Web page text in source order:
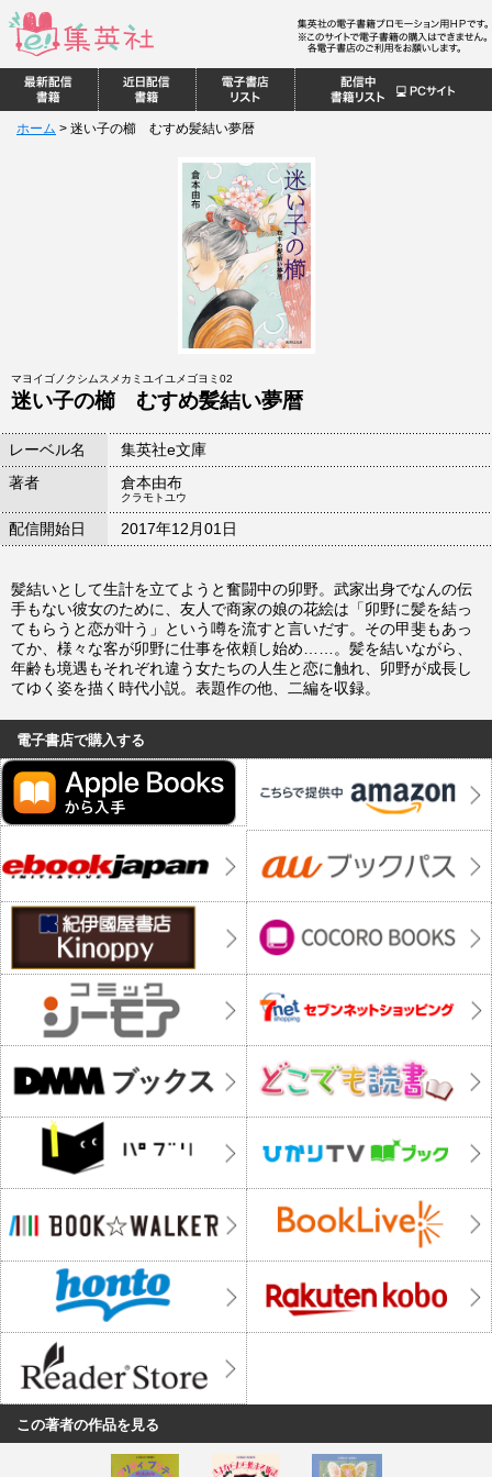
ホーム > 迷い子の櫛 むすめ髪結い夢暦
マヨイゴノクシムスメカミユイユメゴヨミ02
迷い子の櫛 むすめ髪結い夢暦
レーベル名
集英社e文庫
著者
倉本由布
クラモトユウ
配信開始日 2017年12月01日
髪結いとして生計を立てようと奮闘中の卯野。武家出身でなんの伝
手もない彼女のために、友人で商家の娘の花絵は「卯野に髪を結っ
てもらうと恋が叶う」という噂を流すと言いだす。その甲斐もあっ
てか、様々な客が卯野に仕事を依頼し始め……。髪を結いながら、
年齢も境遇もそれぞれ違う女たちの人生と恋に触れ、卯野が成長し
てゆく姿を描く時代小説。表題作の他、二編を収録。
電子書店で購入する
この著者の作品を見る